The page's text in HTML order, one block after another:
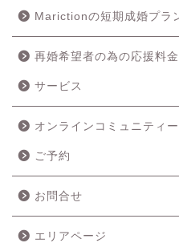
Marictionの短期成婚プラ
再婚希望者の為の応援料
サービス
オンラインコミュニティー
ご予約
お問合せ
エリアページ